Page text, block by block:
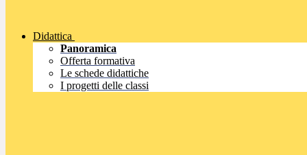
Didattica
Panoramica
Offerta formativa
Le schede didattiche
I progetti delle classi